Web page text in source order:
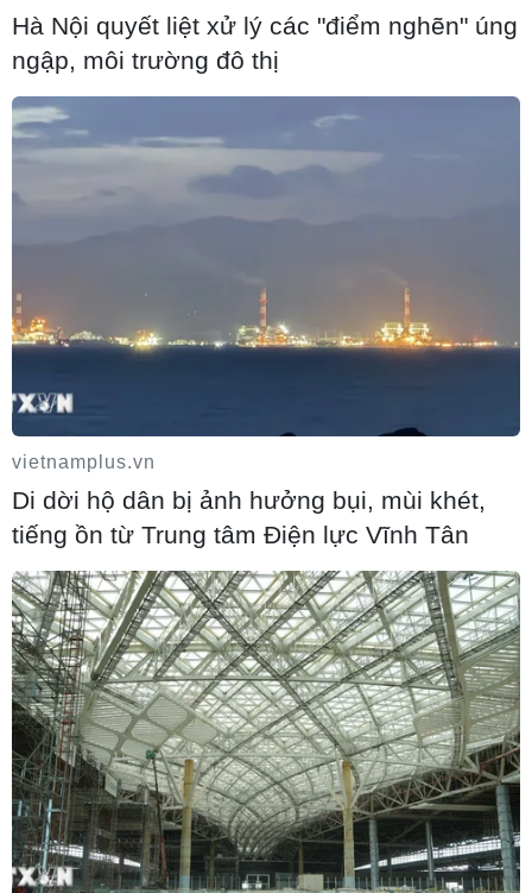
Bộ GTVT kiến nghị sớm thu phí trở lại
cao tốc Tp.HCM-Trung Lương
Sau khi tạm dừng thu phí từ 1/1/2019, lưu lượng xe trên đường cao
tốc Thành phố Hồ Chí Minh-Trung Lương tăng đột biến dẫn đến
tiềm ẩn nguy cơ mất an toàn giao thông.
Yếu tố nào để hoàn thành thêm 2.000km
đường cao tốc đến 2025?
14/02/2022 07:31
Thủ tướng Chính phủ Phạm Minh Chính nhấn mạnh các bộ, ngành
phải tin tưởng giao trách nhiệm cho các địa phương và khi được
giao, địa phương phải cố gắng cao nhất.
Hà Nội quyết liệt xử lý các "điểm nghẽn" úng
ngập, môi trường đô thị
vietnamplus.vn
Di dời hộ dân bị ảnh hưởng bụi, mùi khét,
tiếng ồn từ Trung tâm Điện lực Vĩnh Tân